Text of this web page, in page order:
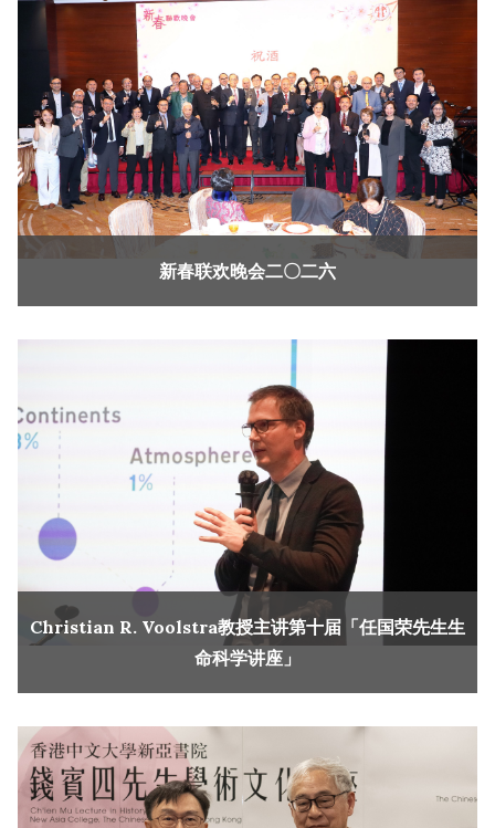
新春联欢晚会二〇二六
Christian R. Voolstra教授主讲第十届「任国荣先生生
命科学讲座」